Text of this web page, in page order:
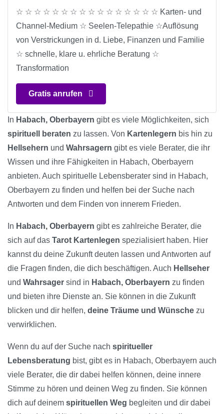
☆ ☆ ☆ ☆ ☆ ☆ ☆ ☆ ☆ ☆ ☆ ☆ ☆ ☆ ☆ ☆ Karten- und
Channel-Medium ☆ Seelen-Telepathie ☆Auflösung
von Verstrickungen in d. Liebe, Finanzen und Familie
☆ schnelle, klare u. ehrliche Beratung ☆
Transformation
Gratis anrufen
In Habach, Oberbayern gibt es viele Möglichkeiten, sich
spirituell beraten zu lassen. Von Kartenlegern bis hin zu
Hellsehern und Wahrsagern gibt es viele Berater, die ihr
Wissen und ihre Fähigkeiten in Habach, Oberbayern
anbieten. Auch spirituelle Lebensberater sind in Habach,
Oberbayern zu finden und helfen bei der Suche nach
Antworten und dem Finden von innerem Frieden.
In Habach, Oberbayern gibt es zahlreiche Berater, die
sich auf das Tarot Kartenlegen spezialisiert haben. Hier
kannst du deine Zukunft deuten lassen und Antworten auf
die Fragen finden, die dich beschäftigen. Auch Hellseher
und Wahrsager sind in Habach, Oberbayern zu finden
und bieten ihre Dienste an. Sie können in die Zukunft
blicken und dir helfen, deine Träume und Wünsche zu
verwirklichen.
Wenn du auf der Suche nach spiritueller
Lebensberatung bist, gibt es in Habach, Oberbayern auch
viele Berater, die dir dabei helfen können, deine innere
Stimme zu hören und deinen Weg zu finden. Sie können
dich auf deinem spirituellen Weg begleiten und dir dabei